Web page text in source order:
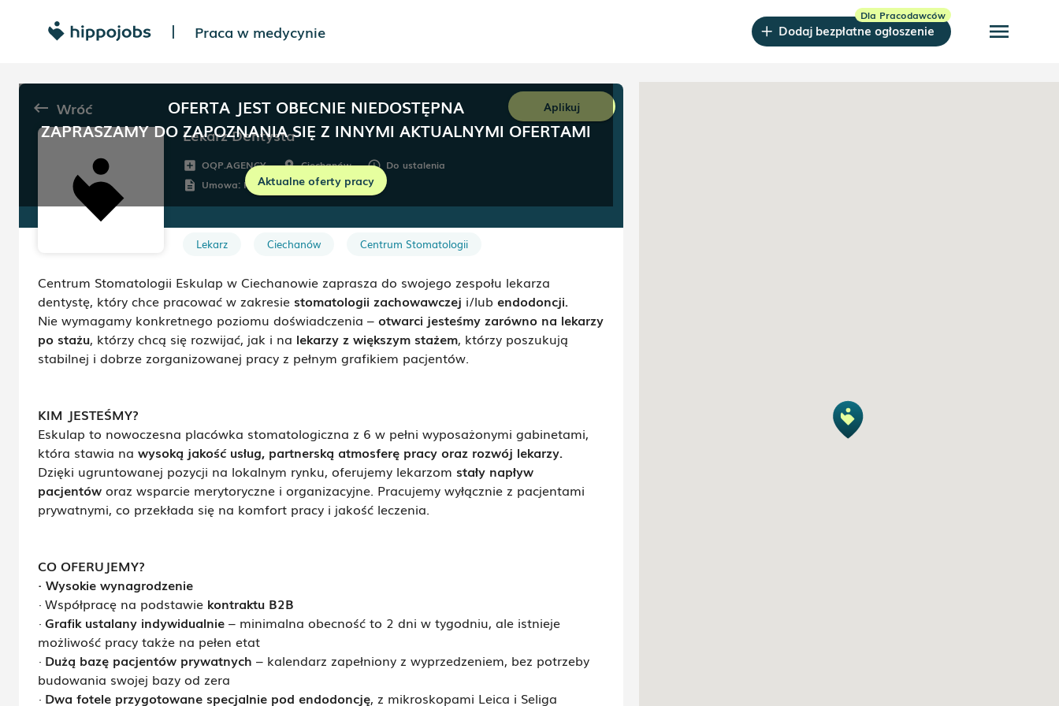
| Praca w medycynie Dodaj bezpłatne ogłoszenie menu
OFERTA JEST OBECNIE NIEDOSTĘPNA
ZAPRASZAMY DO ZAPOZNANIA SIĘ Z INNYMI AKTUALNYMI OFERTAMI
Aktualne oferty pracy
keyboard_backspace Wróć Aplikuj
Lekarz Dentysta
add_box OQP.AGENCY room Ciechanów schedule Do ustalenia
description Umowa: Kontrakt (B2B)
Lekarz Ciechanów Centrum Stomatologii
Centrum Stomatologii Eskulap w Ciechanowie zaprasza do swojego zespołu lekarza
dentystę, który chce pracować w zakresie stomatologii zachowawczej i/lub endodoncji.
Nie wymagamy konkretnego poziomu doświadczenia – otwarci jesteśmy zarówno na lekarzy
po stażu, którzy chcą się rozwijać, jak i na lekarzy z większym stażem, którzy poszukują
stabilnej i dobrze zorganizowanej pracy z pełnym grafikiem pacjentów.
KIM JESTEŚMY?
Eskulap to nowoczesna placówka stomatologiczna z 6 w pełni wyposażonymi gabinetami,
która stawia na wysoką jakość usług, partnerską atmosferę pracy oraz rozwój lekarzy.
Dzięki ugruntowanej pozycji na lokalnym rynku, oferujemy lekarzom stały napływ
pacjentów oraz wsparcie merytoryczne i organizacyjne. Pracujemy wyłącznie z pacjentami
prywatnymi, co przekłada się na komfort pracy i jakość leczenia.
CO OFERUJEMY?
· Wysokie wynagrodzenie
· Współpracę na podstawie kontraktu B2B
· Grafik ustalany indywidualnie – minimalna obecność to 2 dni w tygodniu, ale istnieje
możliwość pracy także na pełen etat
· Dużą bazę pacjentów prywatnych – kalendarz zapełniony z wyprzedzeniem, bez potrzeby
budowania swojej bazy od zera
· Dwa fotele przygotowane specjalnie pod endodoncję, z mikroskopami Leica i Seliga